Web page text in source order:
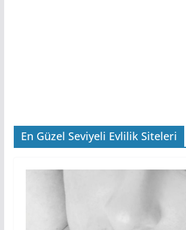
En Güzel Seviyeli Evlilik Siteleri